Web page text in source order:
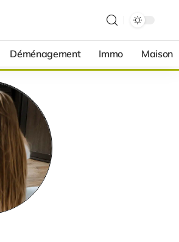
Déménagement Immo Maison